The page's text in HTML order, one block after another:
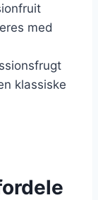
med
klassiske